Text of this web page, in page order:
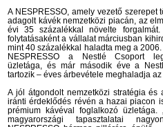
A NESPRESSO, amely vezető szerepet
adagolt kávék nemzetközi piacán, az
évi 35 százalékkal növelte
folytatásaként a vállalat márciusban
mint 40 százalékkal haladta meg a
NESPRESSO a Nestlé Csoport
üzletága, és már második éve a
tartozik – éves árbevétele meghaladja
A jól átgondolt nemzetközi stratégia és
iránti érdeklődés révén a hazai piacon
prémium kávéval foglalkozó üzletága.
magyarországi tapasztalatai